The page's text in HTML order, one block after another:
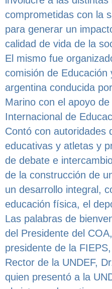
comprometidas con la
para generar un
calidad de vida de la
El mismo fue
comisión de
argentina conducida
Marino con el apoyo
Internacional de
Contó con autoridades
educativas y atletas y
de debate e
de la construcción de
un desarrollo integral,
educación física, el
Las palabras de
del Presidente del
presidente de la
Rector de la UNDEF,
quien presentó a la